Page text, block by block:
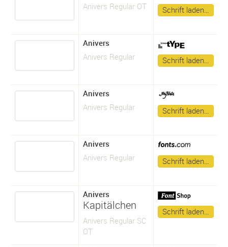
Anivers Regular OT
Schrift laden…
Anivers
Anivers Regular
Schrift laden…
Anivers
Anivers Regular
Schrift laden…
Anivers
Anivers Regular
Schrift laden…
Anivers
Kapitälchen
Anivers Regular SC
OT
Schrift laden…